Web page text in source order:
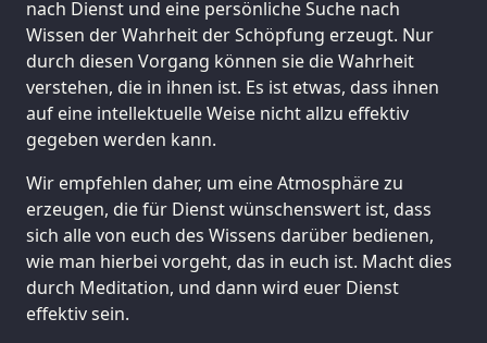
nach Dienst und eine persönliche Suche nach
Wissen der Wahrheit der Schöpfung erzeugt. Nur
durch diesen Vorgang können sie die Wahrheit
verstehen, die in ihnen ist. Es ist etwas, dass ihnen
auf eine intellektuelle Weise nicht allzu effektiv
gegeben werden kann.
Wir empfehlen daher, um eine Atmosphäre zu
erzeugen, die für Dienst wünschenswert ist, dass
sich alle von euch des Wissens darüber bedienen,
wie man hierbei vorgeht, das in euch ist. Macht dies
durch Meditation, und dann wird euer Dienst
effektiv sein.